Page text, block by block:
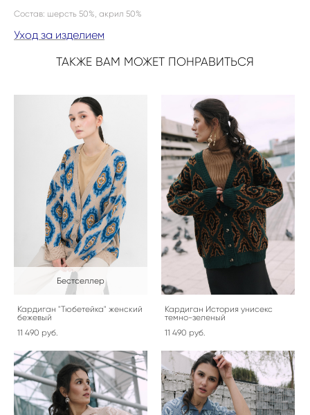
Состав: шерсть 50%, акрил 50%
Уход за изделием
ТАКЖЕ ВАМ МОЖЕТ ПОНРАВИТЬСЯ
Бестселлер
Кардиган "Тюбетейка" женский
бежевый
11 490 pуб.
Кардиган История унисекс
темно-зеленый
11 490 pуб.